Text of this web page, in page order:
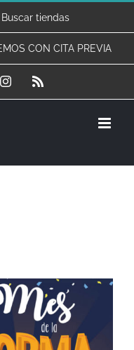
Buscar tiendas
CON CITA PREVIA
Instagram